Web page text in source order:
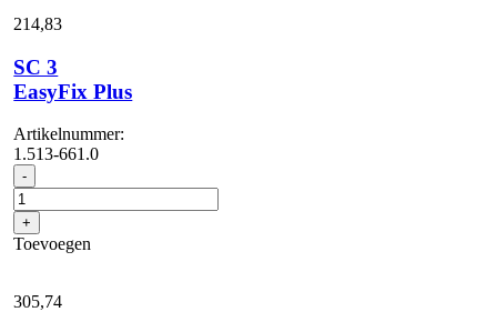
214,83
SC 3
EasyFix Plus
Artikelnummer:
1.513-661.0
- SC
3
EasyFix
Plus
aantal
+
Toevoegen
305,74